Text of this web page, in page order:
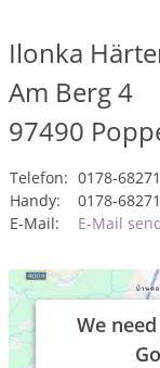
Ilonka
Am Berg 4
97490
Telefon: 0178-
Handy:
0178-
E-Mail:
E-Mail
We